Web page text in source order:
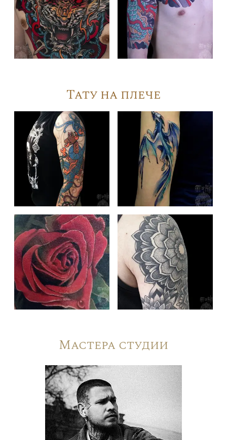
Тату на плече
Мастера студии